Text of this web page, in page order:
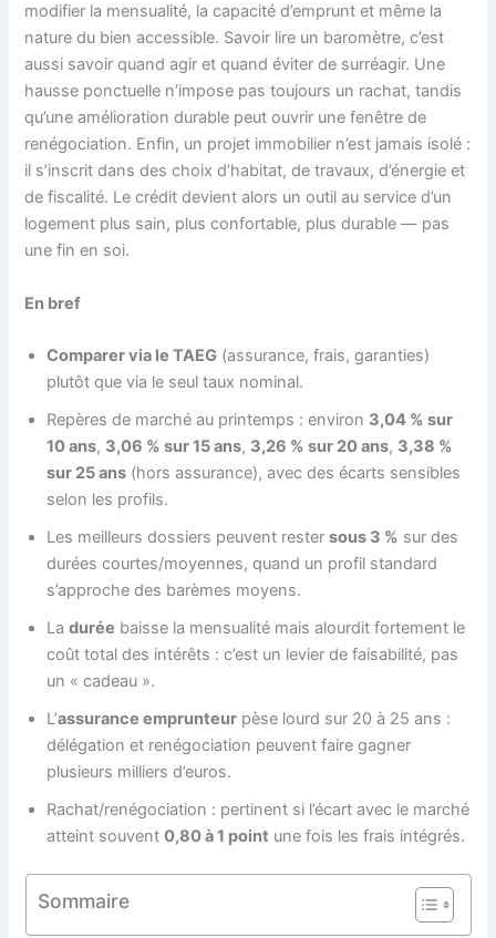
modifier la mensualité, la capacité d’emprunt et même la
nature du bien accessible. Savoir lire un baromètre, c’est
aussi savoir quand agir et quand éviter de surréagir. Une
hausse ponctuelle n’impose pas toujours un rachat, tandis
qu’une amélioration durable peut ouvrir une fenêtre de
renégociation. Enfin, un projet immobilier n’est jamais isolé :
il s’inscrit dans des choix d’habitat, de travaux, d’énergie et
de fiscalité. Le crédit devient alors un outil au service d’un
logement plus sain, plus confortable, plus durable — pas
une fin en soi.
En bref
Comparer via le TAEG (assurance, frais, garanties)
plutôt que via le seul taux nominal.
Repères de marché au printemps : environ 3,04 % sur
10 ans, 3,06 % sur 15 ans, 3,26 % sur 20 ans, 3,38 %
sur 25 ans (hors assurance), avec des écarts sensibles
selon les profils.
Les meilleurs dossiers peuvent restersous 3 % sur des
durées courtes/moyennes, quand un profil standard
s’approche des barèmes moyens.
Ladurée baisse la mensualité mais alourdit fortement le
coût total des intérêts : c’est un levier de faisabilité, pas
un « cadeau ».
L’assurance emprunteur pèse lourd sur 20 à 25 ans :
délégation et renégociation peuvent faire gagner
plusieurs milliers d’euros.
Rachat/renégociation : pertinent si l’écart avec le marché
atteint souvent0,80 à 1 point une fois les frais intégrés.
Sommaire